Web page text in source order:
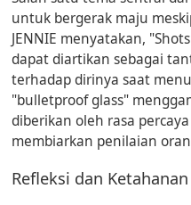
untuk bergerak maju
JENNIE menyatakan,
dapat diartikan sebagai
terhadap dirinya saat
"bulletproof glass"
diberikan oleh rasa
membiarkan penilaian
Refleksi dan